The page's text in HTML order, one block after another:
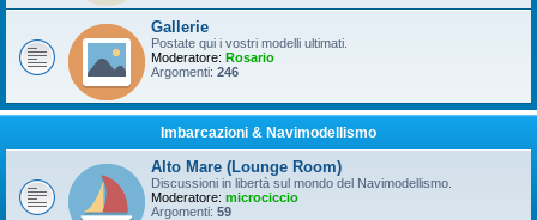
Gallerie
Postate qui i vostri modelli ultimati.
Moderatore: Rosario
Argomenti: 246
Imbarcazioni & Navimodellismo
Alto Mare (Lounge Room)
Discussioni in libertà sul mondo del Navimodellismo.
Moderatore: microciccio
Argomenti: 59